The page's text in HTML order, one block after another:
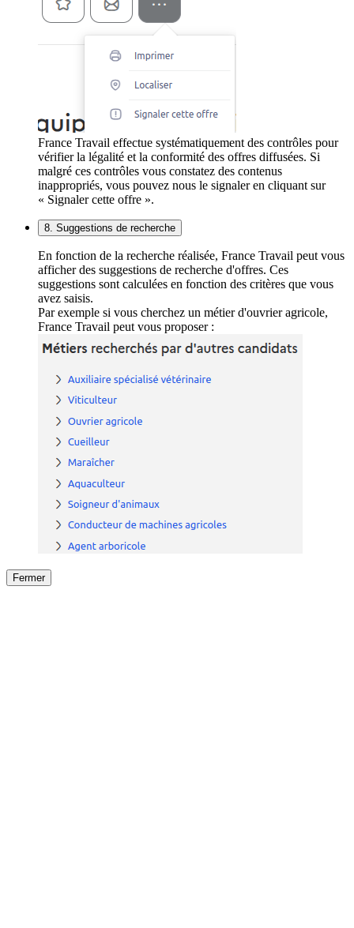
France Travail effectue systématiquement des contrôles pour
vérifier la légalité et la conformité des offres diffusées. Si
malgré ces contrôles vous constatez des contenus
inappropriés, vous pouvez nous le signaler en cliquant sur
« Signaler cette offre ».
8. Suggestions de recherche
En fonction de la recherche réalisée, France Travail peut vous
afficher des suggestions de recherche d'offres. Ces
suggestions sont calculées en fonction des critères que vous
avez saisis.
Par exemple si vous cherchez un métier d'ouvrier agricole,
France Travail peut vous proposer :
Fermer